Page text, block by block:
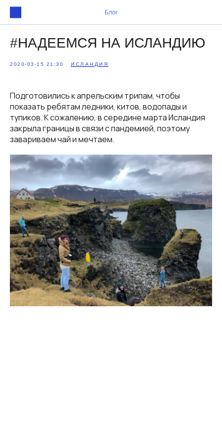
Блог
#НАДЕЕМСЯ НА ИСЛАНДИЮ
2020-03-15 21:30 ИСЛАНДИЯ
Подготовились к апрельским трипам, чтобы
показать ребятам ледники, китов, водопады и
тупиков. К сожалению, в середине марта Исландия
закрыла границы в связи с пандемией, поэтому
завариваем чай и мечтаем.